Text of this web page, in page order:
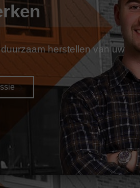
herstellen van uw